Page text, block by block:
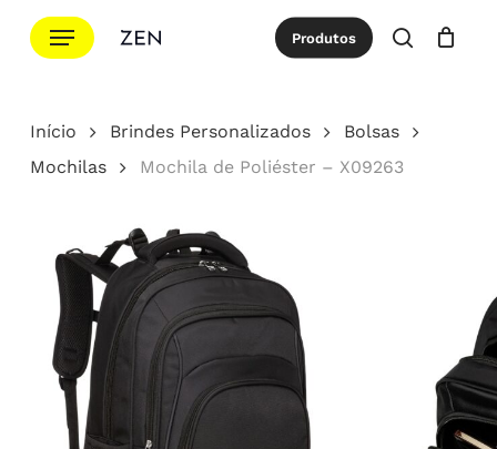
para
principal
Menu Produtos
procurar
Cotação Close
Início Brindes Personalizados
Bolsas
Mochilas
Mochila de Poliéster – X09263